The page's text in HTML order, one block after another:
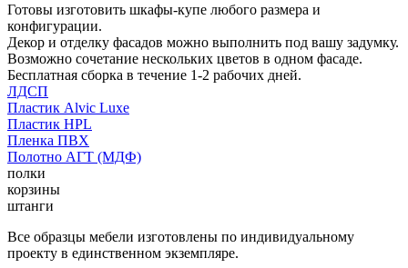
Готовы изготовить шкафы-купе любого размера и
конфигурации.
Декор и отделку фасадов можно выполнить под вашу задумку.
Возможно сочетание нескольких цветов в одном фасаде.
Бесплатная сборка в течение 1-2 рабочих дней.
ЛДСП
Пластик Alvic Luxe
Пластик HPL
Пленка ПВХ
Полотно АГТ (МДФ)
полки
корзины
штанги
Все образцы мебели изготовлены по индивидуальному
проекту в единственном экземпляре.